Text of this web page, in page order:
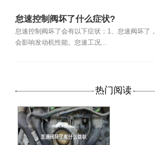
怠速控制阀坏了什么症状?
怠速控制阀坏了会有以下症状：1、怠速阀坏了，
会影响发动机性能。怠速工况...
热门阅读